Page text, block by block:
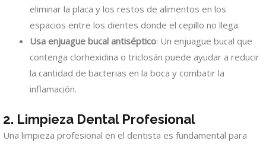
eliminar la placa y los restos de alimentos en los
espacios entre los dientes donde el cepillo no llega.
Usa enjuague bucal antiséptico: Un enjuague bucal que
contenga clorhexidina o triclosán puede ayudar a reducir
la cantidad de bacterias en la boca y combatir la
inflamación.
2. Limpieza Dental Profesional
Una limpieza profesional en el dentista es fundamental para